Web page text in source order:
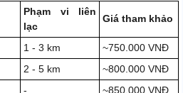
Phạm vi liên
lạc
Giá tham khảo
1 - 3 km
~750.000 VNĐ
2 - 5 km
~800.000 VNĐ
-
~850.000 VNĐ